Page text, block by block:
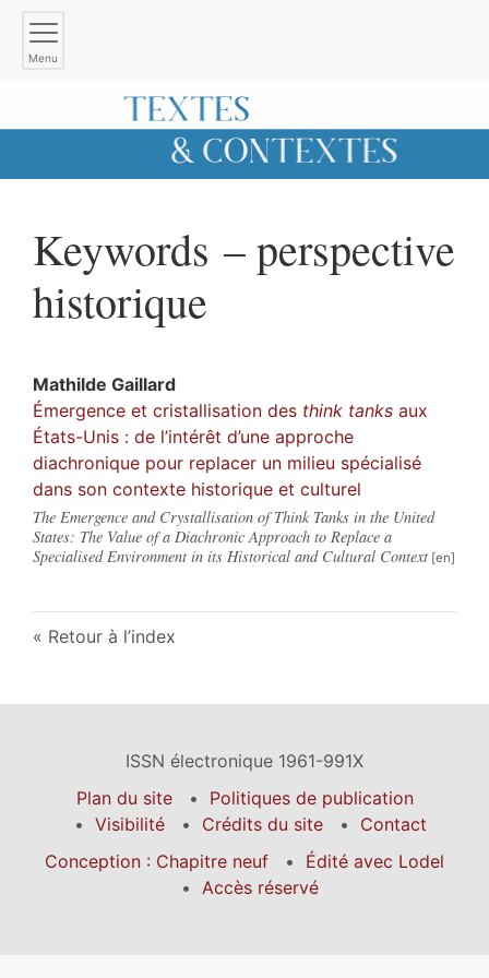
Menu
Keywords – perspective
historique
Mathilde Gaillard
Émergence et cristallisation des think tanks aux
États-Unis : de l’intérêt d’une approche
diachronique pour replacer un milieu spécialisé
dans son contexte historique et culturel
The Emergence and Crystallisation of Think Tanks in the United
States: The Value of a Diachronic Approach to Replace a
Specialised Environment in its Historical and Cultural Context
Retour à l’index
ISSN électronique 1961-991X
Plan du site
Politiques de publication
Visibilité
Crédits du site
Contact
Conception : Chapitre neuf
Édité avec Lodel
Accès réservé